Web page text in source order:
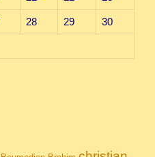
28 29 30